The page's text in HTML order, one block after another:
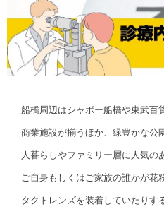
船橋周辺はシャポー船橋や東武百
商業施設が揃うほか、緑豊かな公
人暮らしやファミリー層に人気の
ご自身もしくはご家族の誰かが花
タクトレンズを装着していたりす